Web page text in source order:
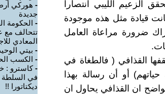
الزعيم الليبي انتصارا
قيادة مثل هذه موجودة
ضرورة مراعاة العامل
القذافي ( فالطغاة في
أو أن رسالة بهذا
ان القذافي يحاول ان
- هوركي
جديدة
- الحكومة
تتحالف مع
المعادي
- بيتي
- الكسب
-كاسترو :
في السلطة
ديكتاتورا !!